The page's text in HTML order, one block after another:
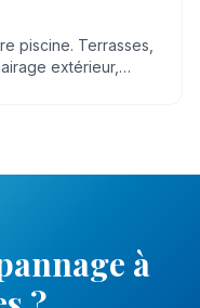
piscine. Terrasses,
extérieur,
à